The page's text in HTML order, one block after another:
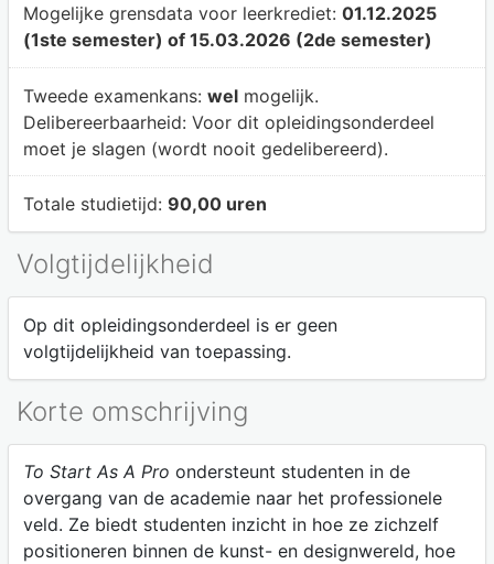
Mogelijke grensdata voor leerkrediet: 01.12.2025
(1ste semester) of 15.03.2026 (2de semester)
Tweede examenkans: welmogelijk.
Delibereerbaarheid: Voor dit opleidingsonderdeel
moet je slagen (wordt nooit gedelibereerd).
Totale studietijd: 90,00 uren
Volgtijdelijkheid
Op dit opleidingsonderdeel is er geen
volgtijdelijkheid van toepassing.
Korte omschrijving
To Start As A Pro ondersteunt studenten in de
overgang van de academie naar het professionele
veld. Ze biedt studenten inzicht in hoe ze zichzelf
positioneren binnen de kunst- en designwereld, hoe